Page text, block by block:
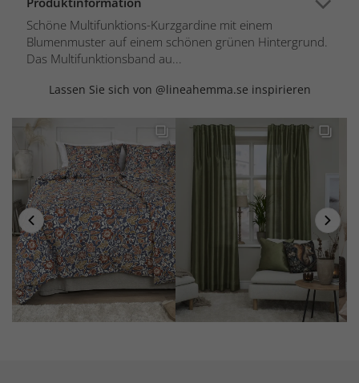
Schöne Multifunktions-Kurzgardine mit einem
Blumenmuster auf einem schönen grünen Hintergrund.
Das Multifunktionsband au...
Lassen Sie sich von @lineahemma.se inspirieren